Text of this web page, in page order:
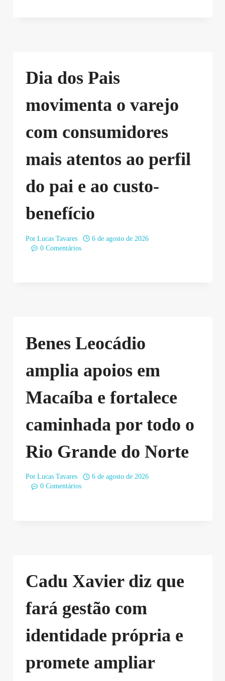
Dia dos Pais
movimenta o varejo
com consumidores
mais atentos ao perfil
do pai e ao custo-
benefício
Por Lucas Tavares
6 de agosto de 2026
0 Comentários
Benes Leocádio
amplia apoios em
Macaíba e fortalece
caminhada por todo o
Rio Grande do Norte
Por Lucas Tavares
6 de agosto de 2026
0 Comentários
Cadu Xavier diz que
fará gestão com
identidade própria e
promete ampliar